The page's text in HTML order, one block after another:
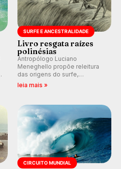
SURFE E ANCESTRALIDADE
Livro resgata raízes
polinésias
Antropólogo Luciano
Meneghello propõe releitura
das origens do surfe,
resgatando a cultura polinésia
e questionando a visão
prática em esporte e indústria.
leia mais »
CIRCUITO MUNDIAL